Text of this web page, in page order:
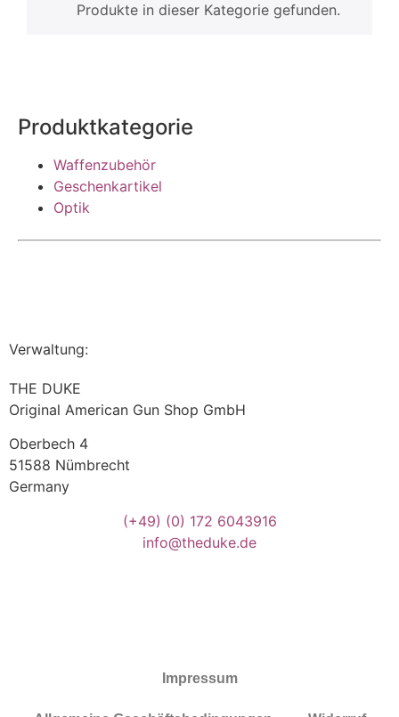
Produkte in dieser Kategorie gefunden.
Produktkategorie
Waffenzubehör
Geschenkartikel
Optik
Verwaltung:
THE DUKE
Original American Gun Shop GmbH
Oberbech 4
51588 Nümbrecht
Germany
(+49) (0) 172 6043916
info@theduke.de
Impressum